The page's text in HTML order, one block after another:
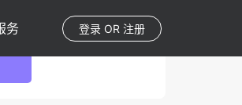
登录 OR 注册
务